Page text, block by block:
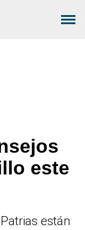
este
están